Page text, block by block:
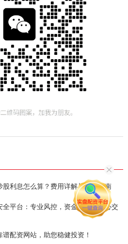
利息怎么算？费用详解与避坑指南
平台：专业风控，资金保障，安心交
配资网站，助您稳健投资！